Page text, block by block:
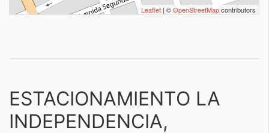
Leaflet | ©OpenStreetMapcontributors
ESTACIONAMIENTO LA
INDEPENDENCIA,